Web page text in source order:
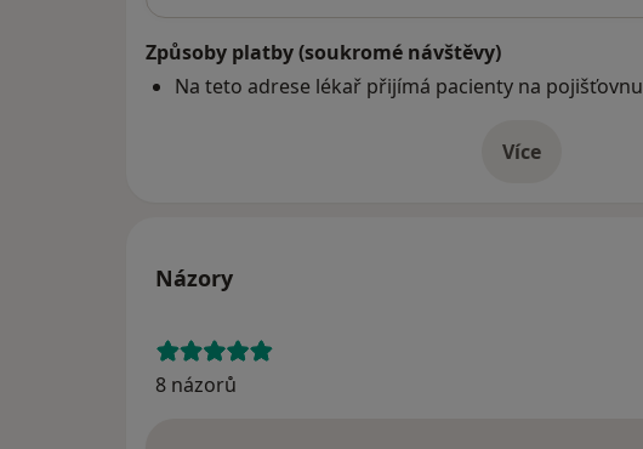
Způsoby platby (soukromé návštěvy)
Na teto adrese lékař přijímá pacienty na pojišťovnu
Víceo adrese
Názory
8 názorů